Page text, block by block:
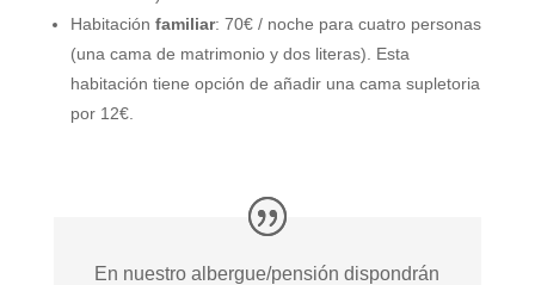
Habitación familiar: 70€ / noche para cuatro personas
(una cama de matrimonio y dos literas). Esta
habitación tiene opción de añadir una cama supletoria
por 12€.
En nuestro albergue/pensión dispondrán